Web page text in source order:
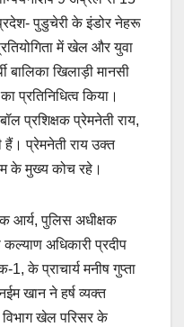
पुडुचेरी के इंडोर नेहरू
में खेल और युवा
बालिका खिलाड़ी मानसी
प्रतिनिधित्व किया।
प्रशिक्षक प्रेमनेती राय,
हैं। प्रेमनेती राय उक्त
के मुख्य कोच रहे।
आर्य, पुलिस अधीक्षक
अधिकारी प्रदीप
1, के प्राचार्य मनीष गुप्ता
खान ने हर्ष व्यक्त
खेल परिसर के